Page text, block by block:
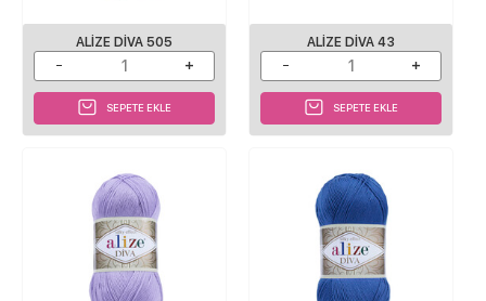
ALIZE DIVA 505
SEPETE EKLE
ALIZE DIVA 43
SEPETE EKLE